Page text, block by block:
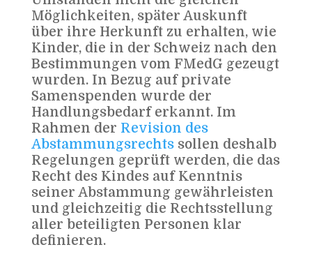
Möglichkeiten, später Auskunft
über ihre Herkunft zu erhalten, wie
Kinder, die in der Schweiz nach den
Bestimmungen vom FMedG gezeugt
wurden. In Bezug auf private
Samenspenden wurde der
Handlungsbedarf erkannt. Im
Rahmen der Revision des
Abstammungsrechtssollen deshalb
Regelungen geprüft werden, die das
Recht des Kindes auf Kenntnis
seiner Abstammung gewährleisten
und gleichzeitig die Rechtsstellung
aller beteiligten Personen klar
definieren.